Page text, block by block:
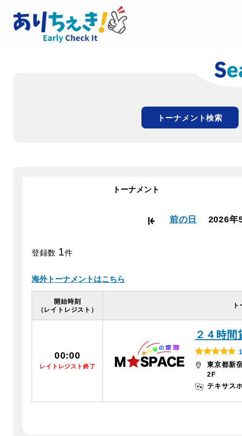
トーナメント検索
トーナメント
前の日 2026年
登録数 1件
海外トーナメントはこちら
開始時刻
（レイトレジスト）
00:00
レイトレジスト終了
２４時間
R
a
e
1
東京都新
2F
テキサス